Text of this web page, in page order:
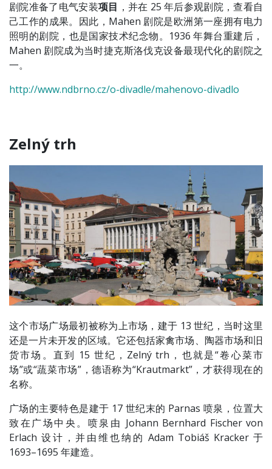
剧院准备了电气安装项目 ，并在 25 年后参观剧院，查看自
己工作的成果。因此，Mahen 剧院是欧洲第一座拥有电力
照明的剧院，也是国家技术纪念物。1936 年舞台重建后，
Mahen 剧院成为当时捷克斯洛伐克设备最现代化的剧院之
一。
http://www.ndbrno.cz/o-divadle/mahenovo-divadlo
Zelný trh
这个市场广场最初被称为上市场，建于 13 世纪，当时这里
还是一片未开发的区域。它还包括家禽市场、陶器市场和旧
货市场。直到 15 世纪，Zelný trh，也就是“卷心菜市
场”或“蔬菜市场”，德语称为“Krautmarkt”，才获得现在的
名称。
广场的主要特色是建于 17 世纪末的 Parnas 喷泉，位置大
致在广场中央。喷泉由 Johann Bernhard Fischer von
Erlach 设计，并由维也纳的 Adam Tobiáš Kracker 于
1693–1695 年建造。